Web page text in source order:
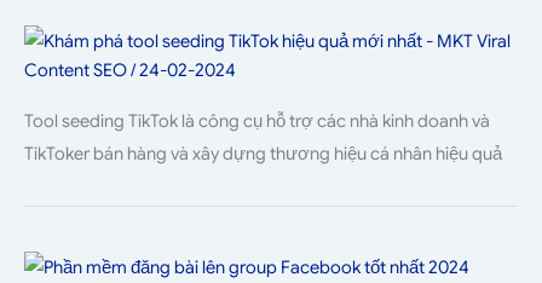
Content SEO/24-02-2024
Tool seeding TikTok là công cụ hỗ trợ các nhà kinh doanh và
TikToker bán hàng và xây dựng thương hiệu cá nhân hiệu quả